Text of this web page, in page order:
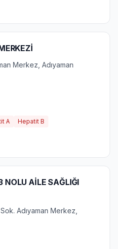
Merkez, Adıyaman
A Hepatit B
NOLU AİLE SAĞLIĞI
Adıyaman Merkez,